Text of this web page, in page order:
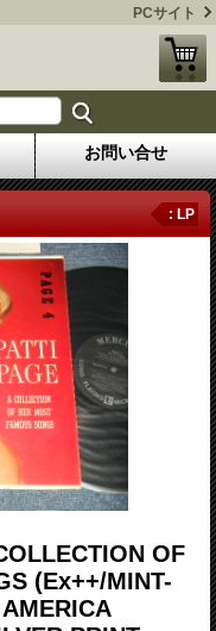
PCサイト
お問い合せ
: LP
OF
(Ex++/MINT-